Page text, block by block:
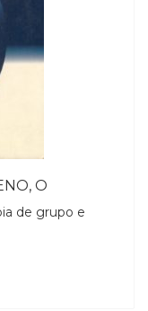
O
de grupo e